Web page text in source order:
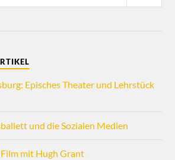
Episches Theater und Lehrstück
und die Sozialen Medien
mit Hugh Grant